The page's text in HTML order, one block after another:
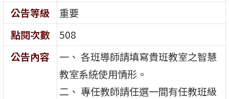
公告等級
重要
點閱次數
508
公告內容
一、 各班導師請填寫貴班教室之智慧
教室系統使用情形。
二、 專任教師請任選一間有任教班級